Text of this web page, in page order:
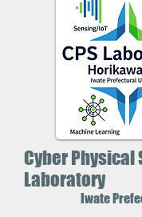
Cyber Physical
Laboratory
Iwate